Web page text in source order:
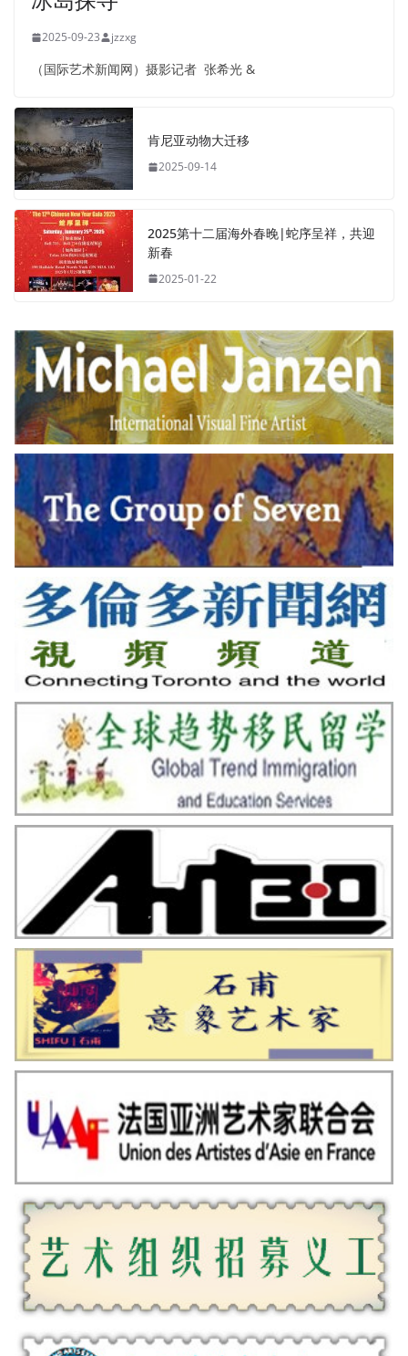
2025-09-23 jzzxg
（国际艺术新闻网）摄影记者 张希光 &
肯尼亚动物大迁移
2025-09-14
2025第十二届海外春晚|蛇序呈祥，共迎
新春
2025-01-22